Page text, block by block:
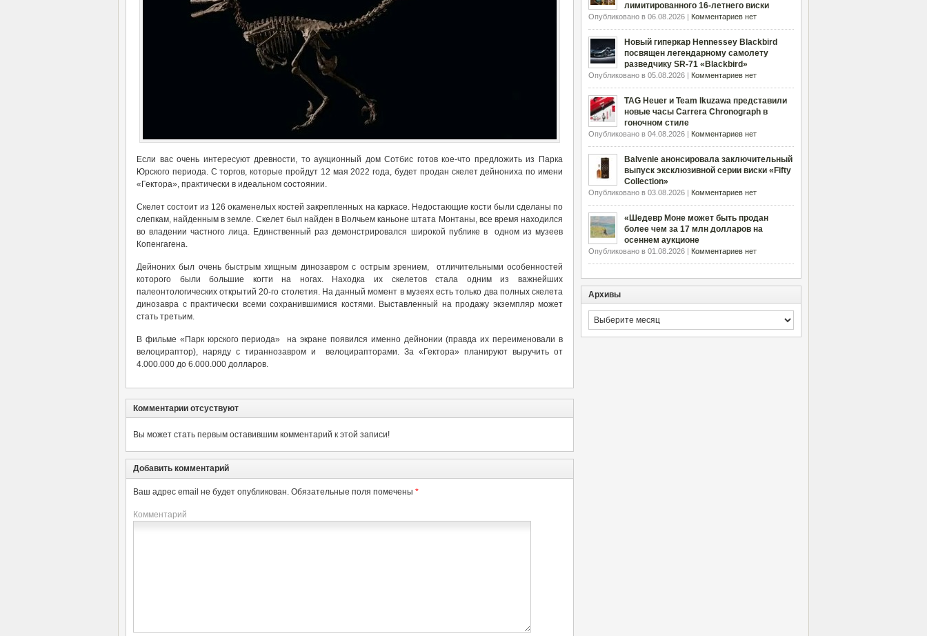
Если вас очень интересуют древности, то аукционный дом Сотбис готов кое-что предложить из Парка
Юрского периода. С торгов, которые пройдут 12 мая 2022 года, будет продан скелет дейнониха по имени
«Гектора», практически в идеальном состоянии.
Скелет состоит из 126 окаменелых костей закрепленных на каркасе. Недостающие кости были сделаны по
слепкам, найденным в земле. Скелет был найден в Волчьем каньоне штата Монтаны, все время находился
во владении частного лица. Единственный раз демонстрировался широкой публике в одном из музеев
Копенгагена.
Дейноних был очень быстрым хищным динозавром с острым зрением, отличительными особенностей
которого были большие когти на ногах. Находка их скелетов стала одним из важнейших
палеонтологических открытий 20-го столетия. На данный момент в музеях есть только два полных скелета
динозавра с практически всеми сохранившимися костями. Выставленный на продажу экземпляр может
стать третьим.
В фильме «Парк юрского периода» на экране появился именно дейнонии (правда их переименовали в
велоцираптор), наряду с тираннозавром и велоцирапторами. За «Гектора» планируют выручить от
4.000.000 до 6.000.000 долларов.
Комментарии отсуствуют
Вы может стать первым оставившим комментарий к этой записи!
Добавить комментарий
Ваш адрес email не будет опубликован. Обязательные поля помечены *
Комментарий
лимитированного 16-летнего виски
Опубликовано в 06.08.2026 | Комментариев нет
Новый гиперкар Hennessey Blackbird
посвящен легендарному самолету
разведчику SR-71 «Blackbird»
Опубликовано в 05.08.2026 | Комментариев нет
TAG Heuer и Team Ikuzawa представили
новые часы Carrera Chronograph в
гоночном стиле
Опубликовано в 04.08.2026 | Комментариев нет
Balvenie анонсировала заключительный
выпуск эксклюзивной серии виски «Fifty
Collection»
Опубликовано в 03.08.2026 | Комментариев нет
«Шедевр Моне может быть продан
более чем за 17 млн долларов на
осеннем аукционе
Опубликовано в 01.08.2026 | Комментариев нет
Архивы
Архивы